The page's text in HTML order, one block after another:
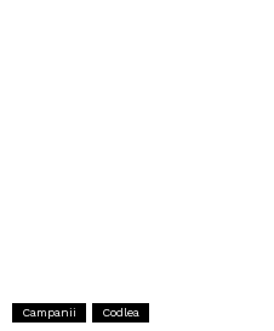
Campanii Codlea